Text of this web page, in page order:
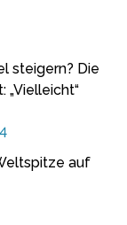
steigern? Die
„Vielleicht“
auf